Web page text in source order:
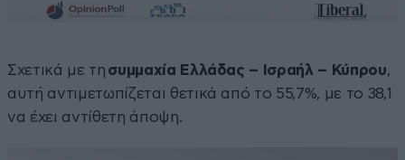
Σχετικά με τη συμμαχία Ελλάδας – Ισραήλ – Κύπρου,
αυτή αντιμετωπίζεται θετικά από το 55,7%, με το 38,1
να έχει αντίθετη άποψη.